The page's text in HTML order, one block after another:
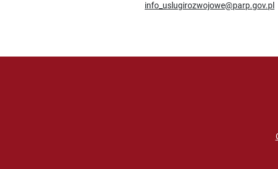
info_uslugirozwojowe@parp.gov.pl